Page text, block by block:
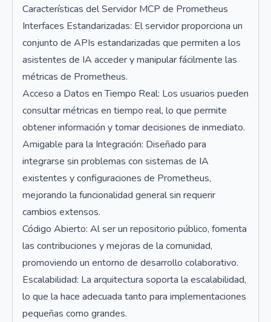
Características del Servidor MCP de Prometheus
Interfaces Estandarizadas: El servidor proporciona un
conjunto de APIs estandarizadas que permiten a los
asistentes de IA acceder y manipular fácilmente las
métricas de Prometheus.
Acceso a Datos en Tiempo Real: Los usuarios pueden
consultar métricas en tiempo real, lo que permite
obtener información y tomar decisiones de inmediato.
Amigable para la Integración: Diseñado para
integrarse sin problemas con sistemas de IA
existentes y configuraciones de Prometheus,
mejorando la funcionalidad general sin requerir
cambios extensos.
Código Abierto: Al ser un repositorio público, fomenta
las contribuciones y mejoras de la comunidad,
promoviendo un entorno de desarrollo colaborativo.
Escalabilidad: La arquitectura soporta la escalabilidad,
lo que la hace adecuada tanto para implementaciones
pequeñas como grandes.